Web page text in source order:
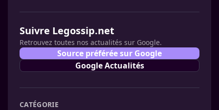
Suivre Legossip.net
Retrouvez toutes nos actualités sur Google.
Source préférée sur Google
Google Actualités
CATÉGORIE